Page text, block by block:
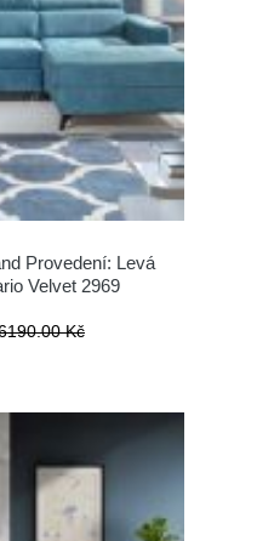
Provedení: Levá
Velvet 2969
Kč